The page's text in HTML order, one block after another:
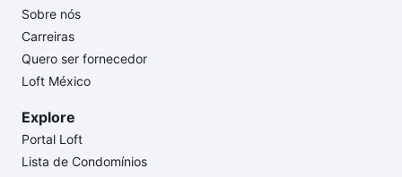
Sobre nós
Carreiras
Quero ser fornecedor
Loft México
Explore
Portal Loft
Lista de Condomínios